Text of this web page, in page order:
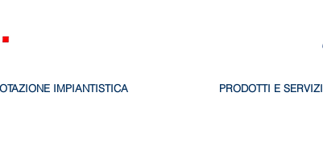
IMPIANTISTICA PRODOTTI E SERVIZI